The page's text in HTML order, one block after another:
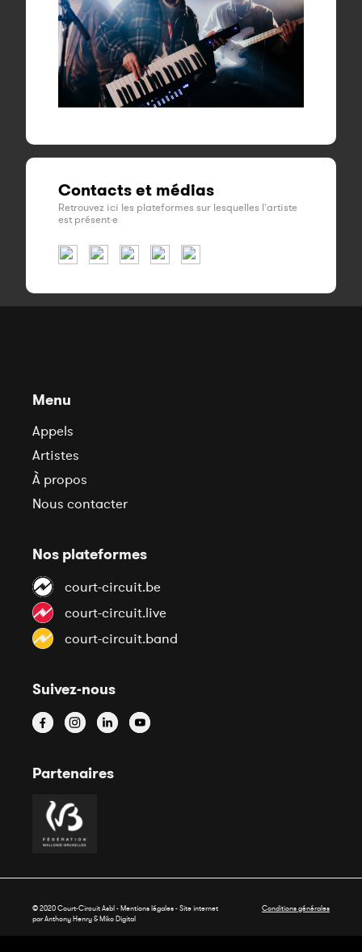
Contacts et médias
Retrouvez ici les plateformes sur lesquelles l'artiste
est présent·e
Menu
Appels
Artistes
À propos
Nous contacter
Nos plateformes
court-circuit.be
court-circuit.live
court-circuit.band
Suivez-nous
Partenaires
© 2020 Court-Circuit Asbl - Mentions légales - Site internet
par Anthony Henry &Miko Digital
Conditions générales